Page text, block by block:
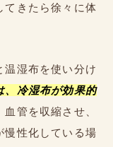
てきたら徐々に体
温湿布を使い分け
、冷湿布が効果的
管を収縮させ、
慢性化している場